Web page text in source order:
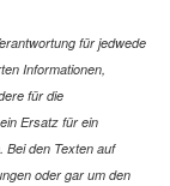
für jedwede
Informationen,
für die
Ersatz für ein
Bei den Texten auf
oder gar um den